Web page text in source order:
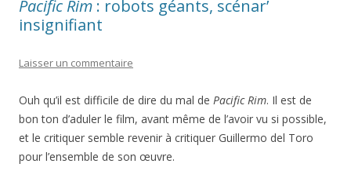
Pacific Rim : robots géants, scénar’
insignifiant
Laisser un commentaire
Ouh qu’il est difficile de dire du mal de Pacific Rim. Il est de
bon ton d’aduler le film, avant même de l’avoir vu si possible,
et le critiquer semble revenir à critiquer Guillermo del Toro
pour l’ensemble de son œuvre.